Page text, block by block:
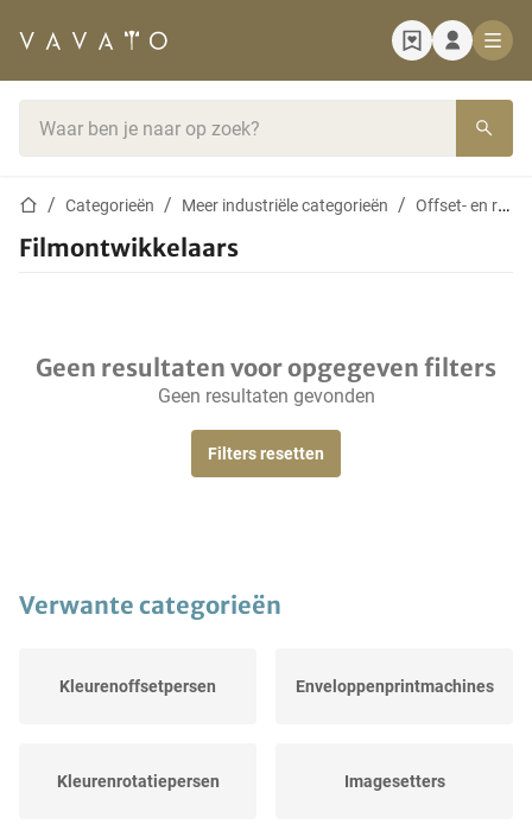
StartpaginaCategorieën Meer industriële categorieën Offset- en rotatiepersen
Filmontwikkelaars
Geen resultaten voor opgegeven filters
Geen resultaten gevonden
Filters resetten
Verwante categorieën
Kleurenoffsetpersen Enveloppenprintmachines
Kleurenrotatiepersen Imagesetters